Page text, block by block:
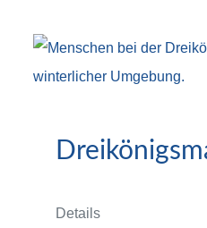
Details